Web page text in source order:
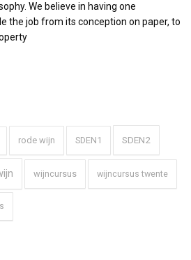
We believe in having one
the job from its conception on paper, to
rode wijn SDEN1 SDEN2
wijncursus wijncursus twente